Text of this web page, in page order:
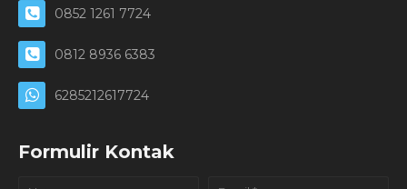
0852 1261 7724
0812 8936 6383
6285212617724
Formulir Kontak